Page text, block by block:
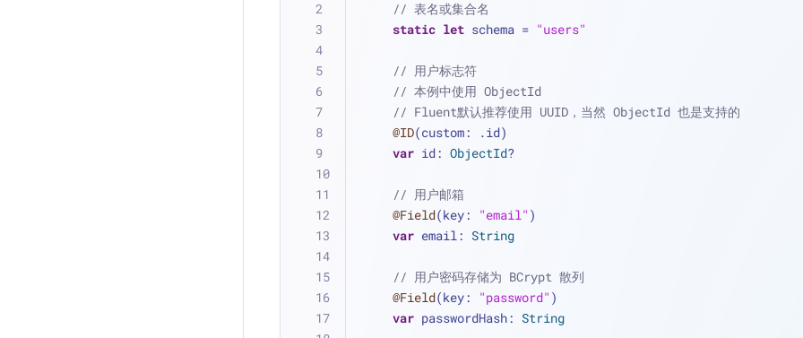
// 表名或集合名
static let schema = "users"
// 用户标志符
// 本例中使用 ObjectId
// Fluent默认推荐使用 UUID，当然 ObjectId 也是支持的
@ID(custom: .id)
var id: ObjectId?
// 用户邮箱
@Field(key: "email" )
var email: String
// 用户密码存储为 BCrypt 散列
@Field(key: "password" )
var passwordHash: String